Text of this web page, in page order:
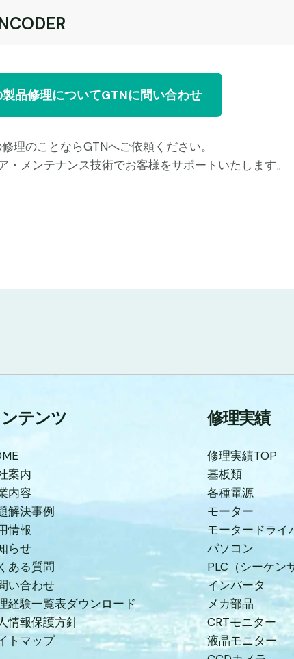
製品修理についてGTNに問い合わせ
理のことならGTNへご依頼ください。
・メンテナンス技術でお客様をサポートいたします。
テンツ
案内
内容
解決事例
情報
らせ
ある質問
い合わせ
経験一覧表ダウンロード
情報保護方針
トマップ
修理実績
修理実績TOP
基板類
各種電源
モーター
モータードライ
パソコン
PLC（シーケン
インバータ
メカ部品
CRTモニター
液晶モニター